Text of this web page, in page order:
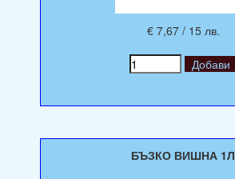
€ 7,67 / 15 лв.
БЪЗКО ВИШНА 1Л